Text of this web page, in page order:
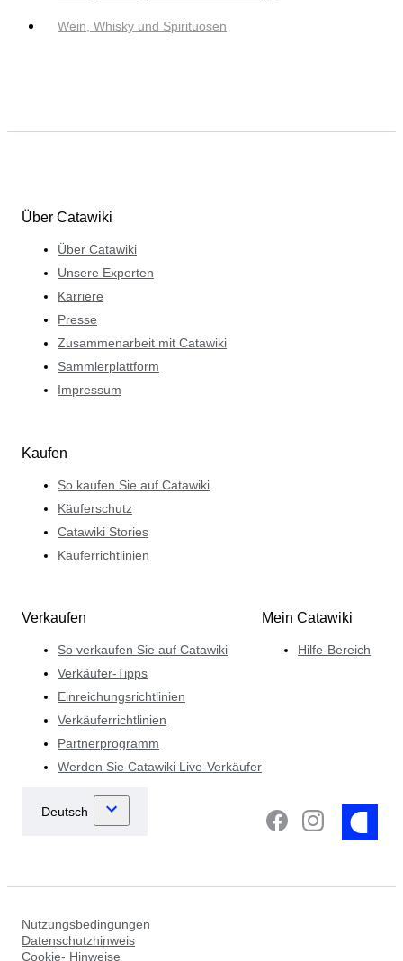
Wein, Whisky und Spirituosen
Über Catawiki
Über Catawiki
Unsere Experten
Karriere
Presse
Zusammenarbeit mit Catawiki
Sammlerplattform
Impressum
Kaufen
So kaufen Sie auf Catawiki
Käuferschutz
Catawiki Stories
Käuferrichtlinien
Verkaufen
So verkaufen Sie auf Catawiki
Verkäufer-Tipps
Einreichungsrichtlinien
Verkäuferrichtlinien
Partnerprogramm
Werden Sie Catawiki Live-Verkäufer
Mein Catawiki
Hilfe-Bereich
Nutzungsbedingungen
Datenschutzhinweis
Cookie- Hinweise